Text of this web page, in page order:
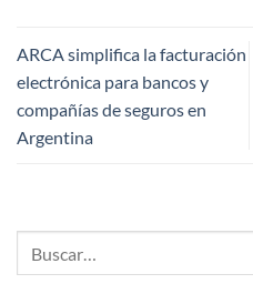
ARCA simplifica la facturación
electrónica para bancos y
compañías de seguros en
Argentina